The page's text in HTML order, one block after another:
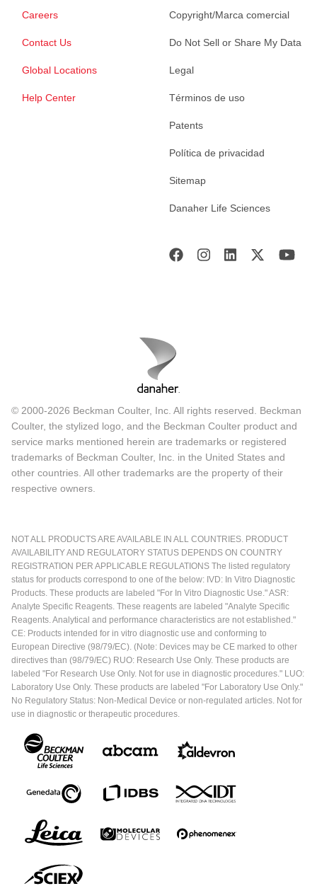
Careers
Contact Us
Global Locations
Help Center
Copyright/Marca comercial
Do Not Sell or Share My Data
Legal
Términos de uso
Patents
Política de privacidad
Sitemap
Danaher Life Sciences
© 2000-2026 Beckman Coulter, Inc. All rights reserved. Beckman
Coulter, the stylized logo, and the Beckman Coulter product and
service marks mentioned herein are trademarks or registered
trademarks of Beckman Coulter, Inc. in the United States and
other countries. All other trademarks are the property of their
respective owners.
NOT ALL PRODUCTS ARE AVAILABLE IN ALL COUNTRIES. PRODUCT
AVAILABILITY AND REGULATORY STATUS DEPENDS ON COUNTRY
REGISTRATION PER APPLICABLE REGULATIONS The listed regulatory
status for products correspond to one of the below: IVD: In Vitro Diagnostic
Products. These products are labeled "For In Vitro Diagnostic Use." ASR:
Analyte Specific Reagents. These reagents are labeled "Analyte Specific
Reagents. Analytical and performance characteristics are not established."
CE: Products intended for in vitro diagnostic use and conforming to
European Directive (98/79/EC). (Note: Devices may be CE marked to other
directives than (98/79/EC) RUO: Research Use Only. These products are
labeled "For Research Use Only. Not for use in diagnostic procedures." LUO:
Laboratory Use Only. These products are labeled "For Laboratory Use Only."
No Regulatory Status: Non-Medical Device or non-regulated articles. Not for
use in diagnostic or therapeutic procedures.